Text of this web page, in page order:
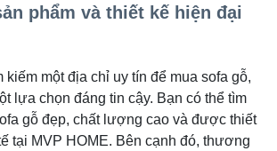
phẩm và thiết kế hiện đại
kiếm một địa chỉ uy tín để mua sofa gỗ,
lựa chọn đáng tin cậy. Bạn có thể tìm
gỗ đẹp, chất lượng cao và được thiết
tại MVP HOME. Bên cạnh đó, thương